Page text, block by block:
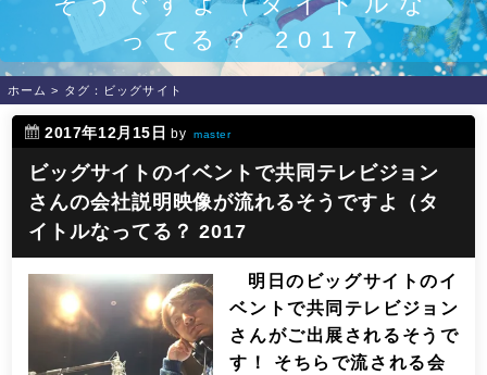
ってる？ 2017
ホーム > タグ：ビッグサイト
2017年12月15日 by master
ビッグサイトのイベントで共同テレビジョン
さんの会社説明映像が流れるそうですよ（タ
イトルなってる？ 2017
明日のビッグサイトのイ
ベントで共同テレビジョン
さんがご出展されるそうで
す！ そちらで流される会